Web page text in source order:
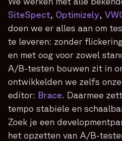
SiteSpect, Optimizely,
doen we er alles aan om
te leveren: zonder
en met oog voor zowel
A/B-testen bouwen zit in
ontwikkelden we zelfs
editor: Brace. Daarmee
tempo stabiele en
Zoek je een
het opzetten van A/B-